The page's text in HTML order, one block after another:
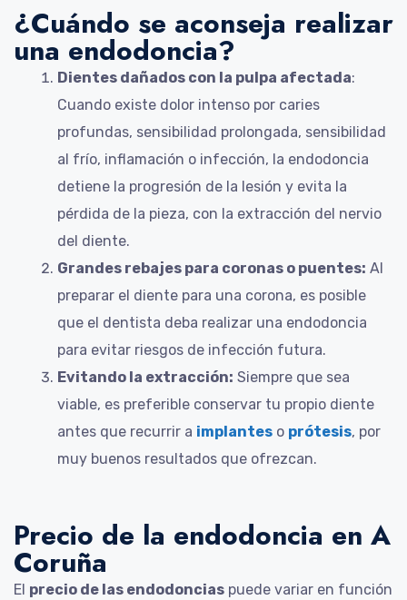
¿Cuándo se aconseja realizar
una endodoncia?
Dientes dañados con la pulpa afectada:
Cuando existe dolor intenso por caries
profundas, sensibilidad prolongada, sensibilidad
al frío, inflamación o infección, la endodoncia
detiene la progresión de la lesión y evita la
pérdida de la pieza, con la extracción del nervio
del diente.
Grandes rebajes para coronas o puentes: Al
preparar el diente para una corona, es posible
que el dentista deba realizar una endodoncia
para evitar riesgos de infección futura.
Evitando la extracción: Siempre que sea
viable, es preferible conservar tu propio diente
antes que recurrir a implantes o prótesis, por
muy buenos resultados que ofrezcan.
Precio de la endodoncia en A
Coruña
El precio de las endodoncias puede variar en función